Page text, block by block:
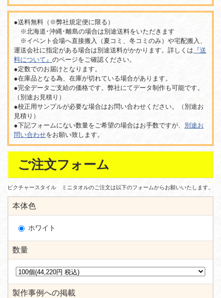
●送料無料（※弊社規定便に限る）
※北海道･沖縄･離島の場合は別途送料をいただきます
※イベント会場へ直接搬入（夏コミ、冬コミのみ）や宅配搬入、
運送会社に指定がある場合は別途送料がかかります。詳しくは 『送
料について』 のページをご確認ください。
●定数でのお届けとなります。
●在庫品となる為、在庫が切れている場合があります。
●完全データご支給の価格です。弊社にてデータ制作も可能です。
（別途お見積り）
●校正用サンプルが必要な場合はお問い合わせください。（別途お
見積り）
●下記フォームにない数量をご希望の場合はお手数ですが、 別途お
問い合わせをお願い致します。
ご注文フォーム
ピクチャースタイル ミニタオルのご注文は以下のフォームからお願いいたします。
本体色
ホワイト
数量
製作事例への掲載